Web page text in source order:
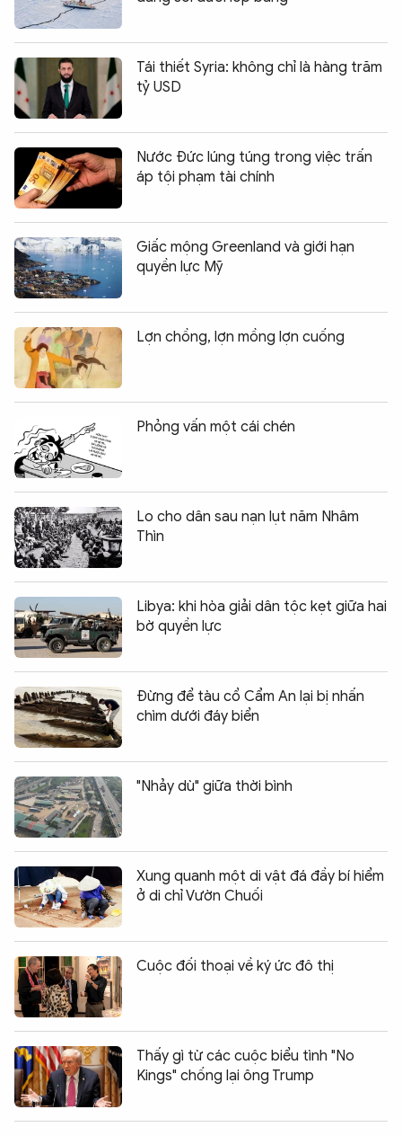
Tái thiết Syria: không chỉ là hàng trăm
tỷ USD
Nước Đức lúng túng trong việc trấn
áp tội phạm tài chính
Giấc mộng Greenland và giới hạn
quyền lực Mỹ
Lợn chồng, lợn mồng lợn cuống
Phỏng vấn một cái chén
Lo cho dân sau nạn lụt năm Nhâm
Thìn
Libya: khi hòa giải dân tộc kẹt giữa hai
bờ quyền lực
Đừng để tàu cổ Cẩm An lại bị nhấn
chìm dưới đáy biển
"Nhảy dù" giữa thời bình
Xung quanh một di vật đá đầy bí hiểm
ở di chỉ Vườn Chuối
Cuộc đối thoại về ký ức đô thị
Thấy gì từ các cuộc biểu tình "No
Kings" chống lại ông Trump